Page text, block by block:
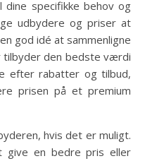
specifikke behov og
udbydere og priser at
god idé at sammenligne
tilbyder den bedste værdi
efter rabatter og tilbud,
prisen på et premium
hvis det er muligt.
give en bedre pris eller